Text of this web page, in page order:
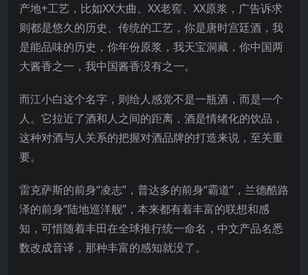
产地+工艺，比如XX大曲、XX老窖、XX原浆，广告诉求
则都是悠久的历史、传统的工艺，你是唐时宫廷酒，我
是能品味的历史，你年份原浆，我天宝洞藏，你中国两
大酱香之一，我中国酱香没有之一。
而江小白这个名字，则给人感觉不是一瓶酒，而是一个
人。它拉近了酒和人之间的距离，酒是情绪化的饮品，
这种对酒与人关系的把握对酒品牌的打造来说，至关重
要。
雷克萨斯的前身“凌志”，普达多的前身“霸道”，兰德酷路
泽的前身“陆地巡洋舰”，本来都有着丰富的联想和感
知，可惜随着丰田在全球推行统一命名，中文产品名悉
数改成音译，那种丰富的感知就没了。